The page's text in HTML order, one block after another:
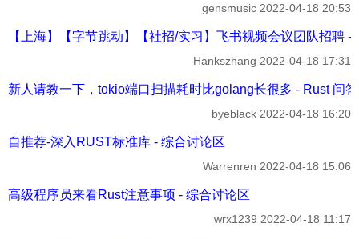
gensmusic 2022-04-18 20:53
【上海】【字节跳动】【社招/实习】飞书视频会议团队招聘 -
Hankszhang 2022-04-18 17:31
新人请教一下，tokio端口扫描耗时比golang长很多 - Rust 问答
byeblack 2022-04-18 16:20
自推荐-深入RUST标准库 - 综合讨论区
Warrenren 2022-04-18 15:06
高级程序员来看Rust注意事项 - 综合讨论区
wrx1239 2022-04-18 11:17